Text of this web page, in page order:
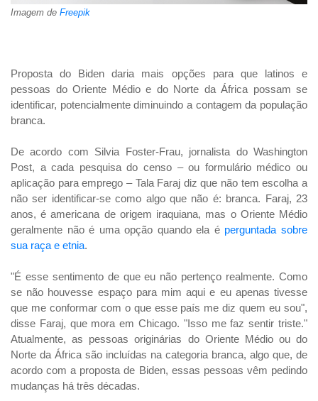
Imagem de Freepik
Proposta do Biden daria mais opções para quelatinos e
pessoas do Oriente Médio e do Norte da África possam se
identificar, potencialmente diminuindo a contagem da população
branca.
De acordo com Silvia Foster-Frau, jornalista do Washington
Post, a cada pesquisa do censo – ou formulário médico ou
aplicação para emprego – Tala Faraj diz que não tem escolha a
não ser identificar-se como algo que não é: branca. Faraj, 23
anos, é americana de origem iraquiana, mas o Oriente Médio
geralmente não é uma opção quando ela é perguntada sobre
sua raça e etnia.
"É esse sentimento de que eu não pertenço realmente. Como
se não houvesse espaço para mim aqui e eu apenas tivesse
que me conformar com o que esse país me dizquem eu sou",
disse Faraj, que mora em Chicago. "Isso me faz sentir triste."
Atualmente, as pessoas originárias do Oriente Médio ou do
Norte da África são incluídas na categoria branca, algo que, de
acordo com a proposta de Biden, essas pessoas vêm pedindo
mudanças há três décadas.